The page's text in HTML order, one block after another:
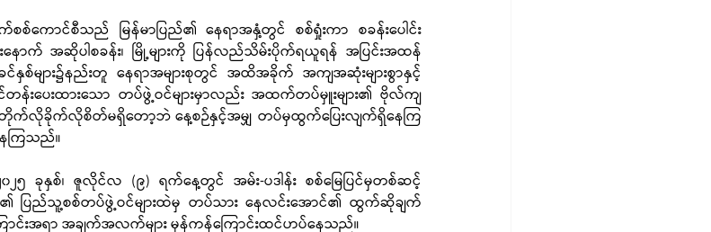
ကောင်စီသည် မြန်မာပြည်၏ နေရာအနှံ့တွင် စစ်ရှုံးကာ စခန်းပေါင်း
နောက် အဆိုပါစခန်း၊ မြို့များကို ပြန်လည်သိမ်းပိုက်ရယူရန် အပြင်းအထန်
များ၌နည်းတူ နေရာအများစုတွင် အထိအခိုက် အကျအဆုံးများစွာနှင့်
ပေးထားသော တပ်ဖွဲ့ဝင်များမှာလည်း အထက်တပ်မှူးများ၏ ဗိုလ်ကျ
တိုက်လိုခိုက်လိုစိတ်မရှိတော့ဘဲ နေ့စဉ်နှင့်အမျှ တပ်မှထွက်ပြေးလျက်ရှိနေကြ
ေကြသည်။
၅ ခုနှစ်၊ ဇူလိုင်လ (၉) ရက်နေ့တွင် အမ်း-ပဒါန်း စစ်မြေပြင်မှတစ်ဆင့်
ပြည်သူ့စစ်တပ်ဖွဲ့ဝင်များထဲမှ တပ်သား နေလင်းအောင်၏ ထွက်ဆိုချက်
းအရာ အချက်အလက်များ မှန်ကန်ကြောင်းထင်ဟပ်နေသည်။